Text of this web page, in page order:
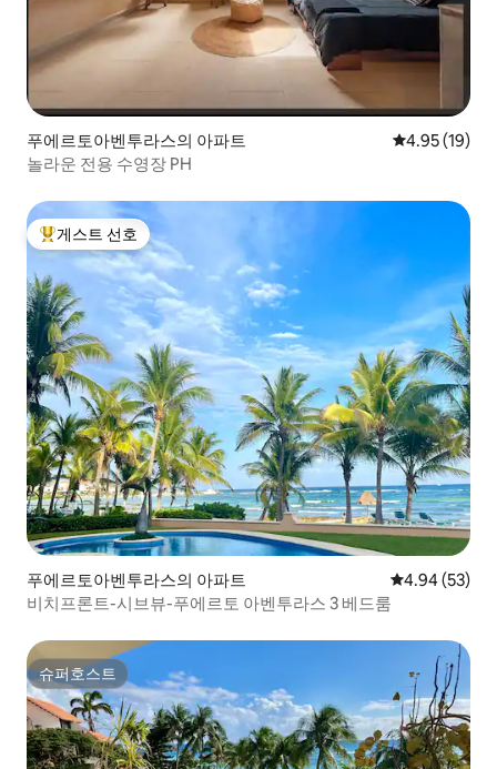
푸에르토아벤투라스의 아파트 평점 4.95점
4.95 (19)
놀라운 전용 수영장 PH
상위 게스트 선호
게스트 선호
푸에르토아벤투라스의 아파트 평점 4.94점(5
4.94 (53)
비치프론트-시브뷰-푸에르토 아벤투라스 3 베드룸
슈퍼호스트
슈퍼호스트